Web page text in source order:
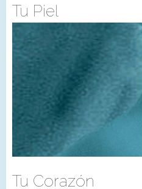
Tu Piel
Tu Corazón